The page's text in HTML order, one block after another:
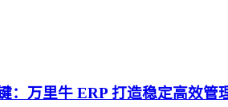
：万里牛 ERP 打造稳定高效管